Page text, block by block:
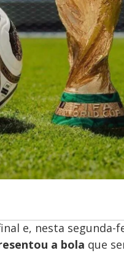
e, nesta segunda-
a bola que